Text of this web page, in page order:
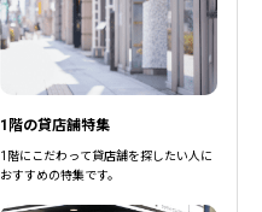
1階の貸店舗特集
1階にこだわって貸店舗を探したい人に
おすすめの特集です。